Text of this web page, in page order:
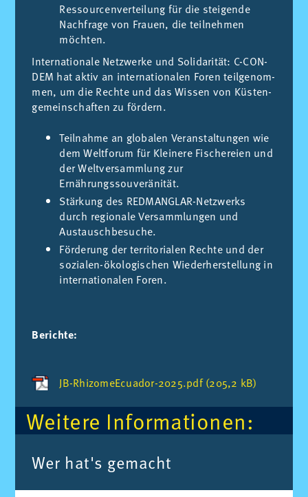
Ressourcenverteilung für die steigende
Nachfrage von Frauen, die teilnehmen
möchten.
In­ter­na­tio­na­le Netz­wer­ke und So­li­da­ri­tät: C-CON­
DEM hat ak­tiv an in­ter­na­tio­na­len Fo­ren teil­ge­nom­
men, um die Rech­te und das Wis­sen von Küs­ten­
ge­mein­schaf­ten zu för­dern.
Teilnahme an globalen Veranstaltungen wie
dem Weltforum für Kleinere Fischereien und
der Weltversammlung zur
Ernährungssouveränität.
Stärkung des REDMANGLAR-Netzwerks
durch regionale Versammlungen und
Austauschbesuche.
Förderung der territorialen Rechte und der
sozialen-ökologischen Wiederherstellung in
internationalen Foren.
Berichte:
JB-RhizomeEcuador-2025.pdf (205,2 kB)
Wei­te­re In­for­ma­tio­nen:
Wer ha­t's ge­macht